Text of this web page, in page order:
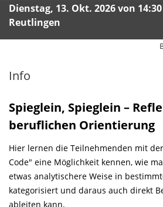
Dienstag, 13. Okt. 2026 von
Reutlingen
Info
Spieglein, Spieglein –
beruflichen Orientierung
Hier lernen die Teilnehmenden mit
Code" eine Möglichkeit kennen, wie
etwas analytischere Weise in
kategorisiert und daraus auch direkt
ableiten kann.